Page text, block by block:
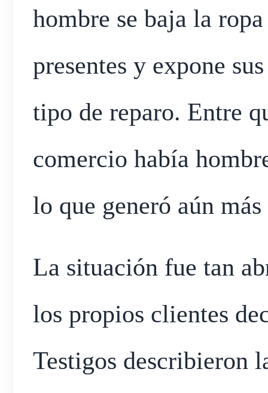
hombre se baja la
presentes y expone
tipo de reparo. Entre
comercio había
lo que generó aún
La situación fue tan
los propios clientes
Testigos describieron